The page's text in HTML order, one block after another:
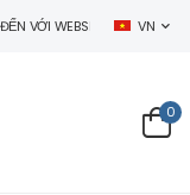
CÔNG TY TNHH
VN
0